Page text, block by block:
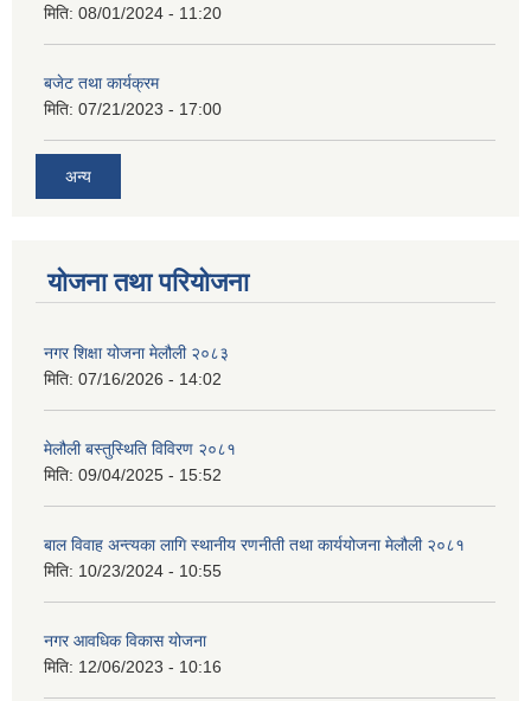
मिति: 08/01/2024 - 11:20
बजेट तथा कार्यक्रम
मिति: 07/21/2023 - 17:00
अन्य
योजना तथा परियोजना
नगर शिक्षा योजना मेलौली २०८३
मिति: 07/16/2026 - 14:02
मेलौली बस्तुस्थिति विविरण २०८१
मिति: 09/04/2025 - 15:52
बाल विवाह अन्त्यका लागि स्थानीय रणनीती तथा कार्ययोजना मेलौली २०८१
मिति: 10/23/2024 - 10:55
नगर आवधिक विकास योजना
मिति: 12/06/2023 - 10:16